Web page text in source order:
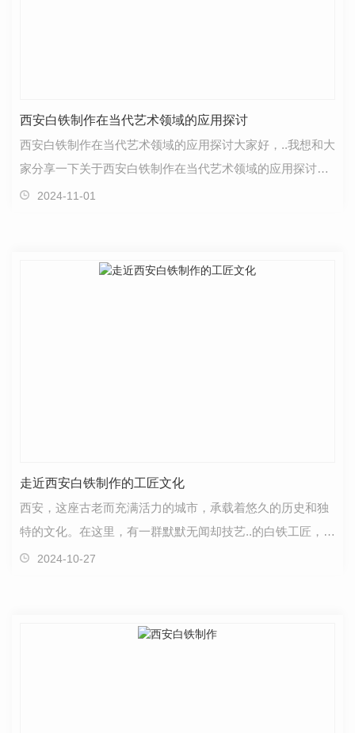
西安白铁制作在当代艺术领域的应用探讨
西安白铁制作在当代艺术领域的应用探讨大家好，..我想和大
家分享一下关于西安白铁制作在当代艺术领域的应用探讨。
白铁是一种质地坚硬、永不腐蚀的金属材料，经过工…
2024-11-01
走近西安白铁制作的工匠文化
西安，这座古老而充满活力的城市，承载着悠久的历史和独
特的文化。在这里，有一群默默无闻却技艺..的白铁工匠，他
们传承着代代相传的制作工艺，展现出一种独特的工…
2024-10-27